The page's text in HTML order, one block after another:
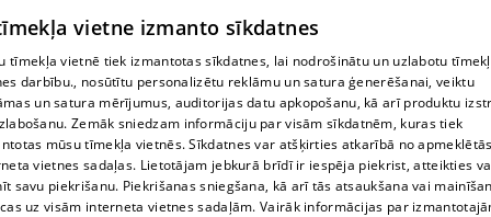
409. epizodevietne izmanto sīkdatnes
tīmekļa vietnē tiek izmantotas sīkdatnes, lai nodrošinātu un uzlabotu
darbību., nosūtītu personalizētu reklāmu un satura ģenerēšanai, veiktu
un satura mērījumus, auditorijas datu apkopošanu, kā arī produktu
Zemāk sniedzam informāciju par visām sīkdatnēm, kuras tiek
mūsu tīmekļa vietnēs. Sīkdatnes var atšķirties atkarībā no
vietnes sadaļas. Lietotājam jebkurā brīdī ir iespēja piekrist, atteikties
savu piekrišanu. Piekrišanas sniegšana, kā arī tās atsaukšana vai
uz visām interneta vietnes sadaļām. Vairāk informācijas par